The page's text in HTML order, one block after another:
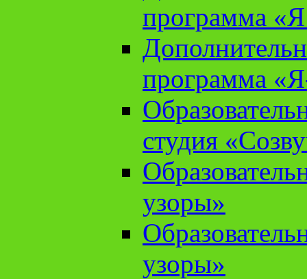
программа «Я
программа
студия
узоры»
узоры»